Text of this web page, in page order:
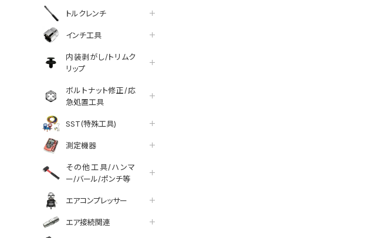
トルクレンチ
インチ工具
内装剥がし/トリムク
リップ
ボルトナット修正/応
急処置工具
SST(特殊工具)
測定機器
その他工具/ハンマ
ー/バール/ポンチ等
エアコンプレッサー
エア接続関連
facebook
line